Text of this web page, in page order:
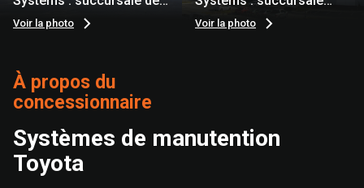
Suwanee
Voir la photo
d’Atlanta
Voir la photo
À propos du
concessionnaire
Systèmes de manutention
Toyota